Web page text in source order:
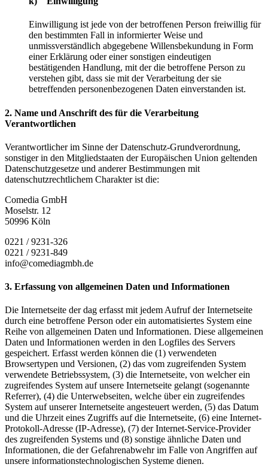
Einwilligung ist jede von der betroffenen Person freiwillig für
den bestimmten Fall in informierter Weise und
unmissverständlich abgegebene Willensbekundung in Form
einer Erklärung oder einer sonstigen eindeutigen
bestätigenden Handlung, mit der die betroffene Person zu
verstehen gibt, dass sie mit der Verarbeitung der sie
betreffenden personenbezogenen Daten einverstanden ist.
2. Name und Anschrift des für die Verarbeitung
Verantwortlichen
Verantwortlicher im Sinne der Datenschutz-Grundverordnung,
sonstiger in den Mitgliedstaaten der Europäischen Union geltenden
Datenschutzgesetze und anderer Bestimmungen mit
datenschutzrechtlichem Charakter ist die:
Comedia GmbH
Moselstr. 12
50996 Köln
0221 / 9231-326
0221 / 9231-849
info@comediagmbh.de
3. Erfassung von allgemeinen Daten und Informationen
Die Internetseite der dag erfasst mit jedem Aufruf der Internetseite
durch eine betroffene Person oder ein automatisiertes System eine
Reihe von allgemeinen Daten und Informationen. Diese allgemeinen
Daten und Informationen werden in den Logfiles des Servers
gespeichert. Erfasst werden können die (1) verwendeten
Browsertypen und Versionen, (2) das vom zugreifenden System
verwendete Betriebssystem, (3) die Internetseite, von welcher ein
zugreifendes System auf unsere Internetseite gelangt (sogenannte
Referrer), (4) die Unterwebseiten, welche über ein zugreifendes
System auf unserer Internetseite angesteuert werden, (5) das Datum
und die Uhrzeit eines Zugriffs auf die Internetseite, (6) eine Internet-
Protokoll-Adresse (IP-Adresse), (7) der Internet-Service-Provider
des zugreifenden Systems und (8) sonstige ähnliche Daten und
Informationen, die der Gefahrenabwehr im Falle von Angriffen auf
unsere informationstechnologischen Systeme dienen.